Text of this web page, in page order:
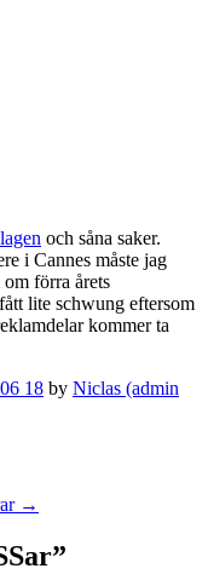
och såna saker.
i Cannes måste jag
förra årets
lite schwung eftersom
kommer ta
18 by Niclas (admin
→
”